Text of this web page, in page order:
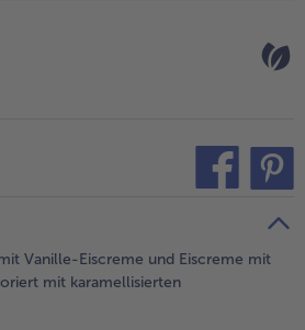
Vanille-Eiscreme und Eiscreme mit
mit karamellisierten